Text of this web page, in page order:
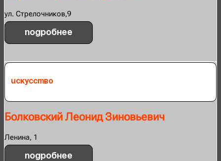
ул. Стрелочников,9
Подробнее
Искусство
Болковский Леонид Зиновьевич
Ленина, 1
Подробнее